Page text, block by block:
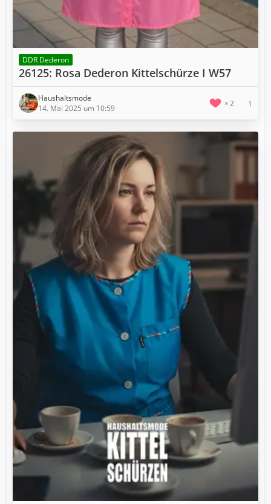
DDR Dederon
26125: Rosa Dederon Kittelschürze I W57
Haushaltsmode
14. Mai 2025 um 10:59
2 1